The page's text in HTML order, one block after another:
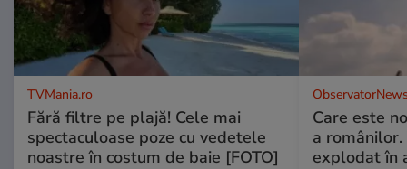
TVMania.ro
Fără filtre pe plajă! Cele mai
spectaculoase poze cu vedetele
noastre în costum de baie [FOTO]
Care este
a
explodat în